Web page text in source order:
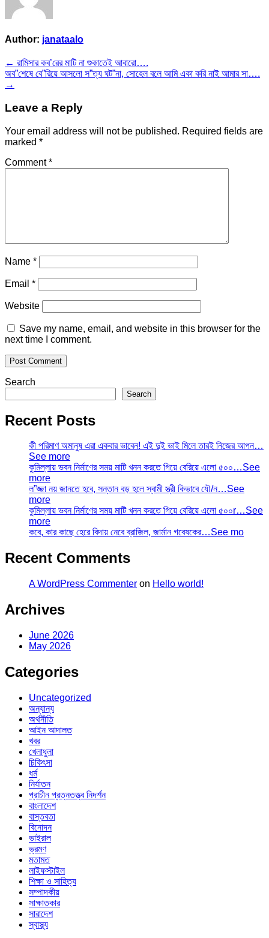
Author: janataalo
Post
navigation
← রামিসার কব’রের মাটি না শুকাতেই আবারো….
অব”শেষে বে”রিয়ে আসলো স”ত্য ঘট”না, সোহেল বলে আমি একা করি নাই আমার সা….
→
Leave a Reply
Your email address will not be published. Required fields are
marked *
Comment*
Name *
Email *
Website
Save my name, email, and website in this browser for the
next time I comment.
Search
Search
Recent Posts
কী পরিমাণ অমানুষ এরা একবার ভাবেন! এই দুই ভাই মিলে তারই নিজের আপন…
See more
কুমিল্লায় ভবন নির্মাণের সময় মাটি খনন করতে গিয়ে বেরিয়ে এলো ৫০০…See
more
ল”জ্জা নয় জানতে হবে, সন্তান বড় হলে স্বামী স্ত্রী কিভাবে যৌ/ন…See
more
কুমিল্লায় ভবন নির্মাণের সময় মাটি খনন করতে গিয়ে বেরিয়ে এলো ৫০০r…See
more
কবে, কার কাছে হেরে বিদায় নেবে ব্রাজিল, জার্মান গবেষকের…See mo
Recent Comments
A WordPress Commenter on Hello world!
Archives
June 2026
May 2026
Categories
Uncategorized
অন্যান্য
অর্থনীতি
আইন আদালত
খবর
খেলাধুলা
চিকিৎসা
ধর্ম
নির্যাতন
প্রাচীন প্রত্নতত্ত্ব নিদর্শন
বাংলাদেশ
বাস্তবতা
বিনোদন
ভাইরাল
ভ্রমণ
মতামত
লাইফস্টাইল
শিক্ষা ও সাহিত্য
সম্পাদকীয়
সাক্ষাতকার
সারাদেশ
স্বাস্থ্য